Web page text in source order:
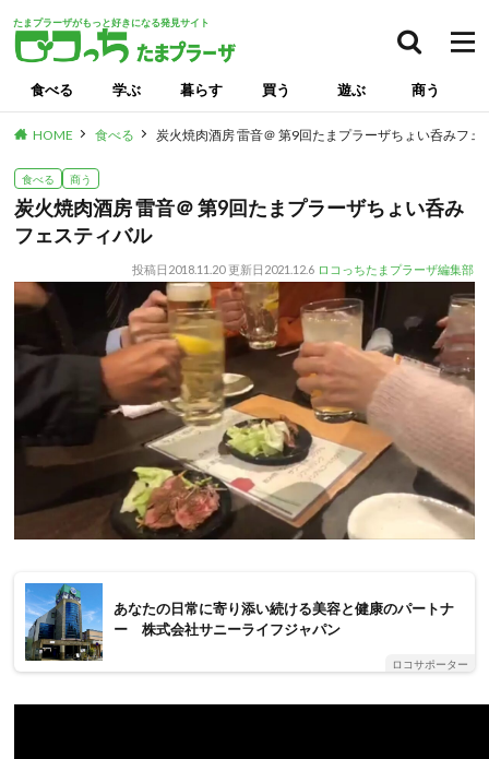
たまプラーザがもっと好きになる発見サイト
食べる 学ぶ 暮らす 買う 遊ぶ 商う
HOME 食べる 炭火焼肉酒房 雷音＠ 第9回たまプラーザちょい呑みフェ
食べる 商う
炭火焼肉酒房 雷音＠ 第9回たまプラーザちょい呑み
フェスティバル
投稿日 2018.11.20 更新日 2021.12.6 ロコっちたまプラーザ編集部
あなたの日常に寄り添い続ける美容と健康のパートナ
ー 株式会社サニーライフジャパン
ロコサポーター